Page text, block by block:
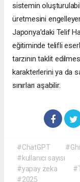
sistemin
üretmesini
Japonya'daki Telif
eğitiminde telifli
tarzının taklit
karakterlerini ya da
sınırları aşabilir.
#ChatGPT
#kullanıcı sayısı
#yapay zeka
#2025